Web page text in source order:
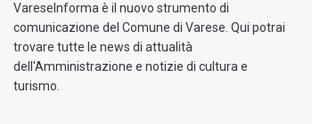
VareseInforma è il nuovo strumento di
comunicazione del Comune di Varese. Qui potrai
trovare tutte le news di attualità
dell'Amministrazione e notizie di cultura e
turismo.